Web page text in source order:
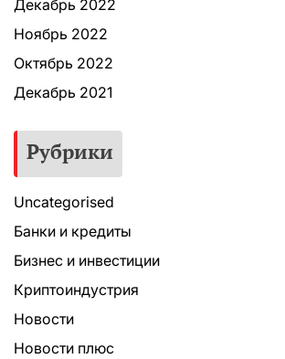
Декабрь 2022
Ноябрь 2022
Октябрь 2022
Декабрь 2021
Рубрики
Uncategorised
Банки и кредиты
Бизнес и инвестиции
Криптоиндустрия
Новости
Новости плюс